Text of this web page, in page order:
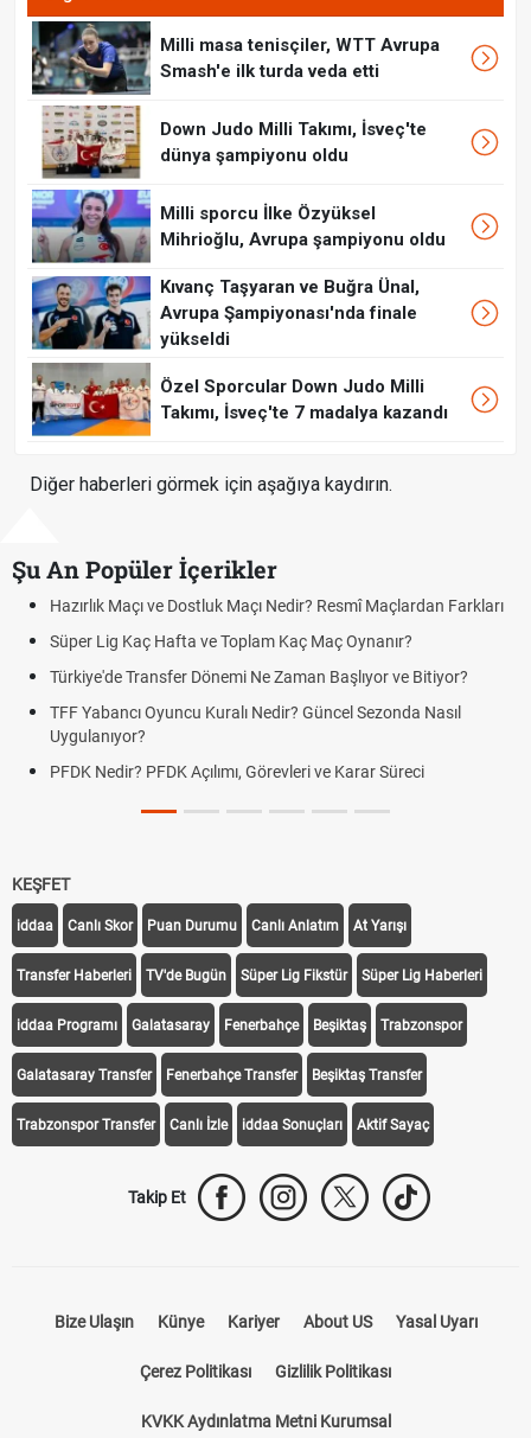
Milli masa tenisçiler, WTT Avrupa
Smash'e ilk turda veda etti
Down Judo Milli Takımı, İsveç'te
dünya şampiyonu oldu
Milli sporcu İlke Özyüksel
Mihrioğlu, Avrupa şampiyonu oldu
Kıvanç Taşyaran ve Buğra Ünal,
Avrupa Şampiyonası'nda finale
yükseldi
Özel Sporcular Down Judo Milli
Takımı, İsveç'te 7 madalya kazandı
Diğer haberleri görmek için aşağıya kaydırın.
Şu An Popüler İçerikler
Maçlardan Farkları
ve Bitiyor?
Sezonda Nasıl
Süreci
Puan Durumunda AG, OM ve Diğer
Skor Ne Demek? Sporda Skor ve Sonuç
Futbol Nasıl Oynanır? Temel Futbol Kuralları
Deplasman Golü Kuralı Nedir? Hangi
DGS Sonuçları Ne Zaman Açıklanacak
KEŞFET
iddaa Canlı Skor Puan Durumu Canlı Anlatım At Yarışı
Transfer Haberleri TV'de Bugün Süper Lig Fikstür Süper Lig Haberleri
iddaa Programı Galatasaray Fenerbahçe Beşiktaş Trabzonspor
Galatasaray Transfer Fenerbahçe Transfer Beşiktaş Transfer
Trabzonspor Transfer Canlı İzle iddaa Sonuçları Aktif Sayaç